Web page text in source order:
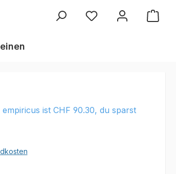
Du hast 0 Produkte
ist CHF 90.30, du sparst